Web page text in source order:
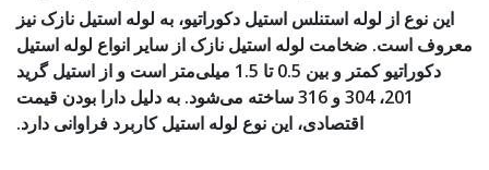
این نوع از لوله استنلس استیل دکوراتیو، به لوله استیل نازک نیز
معروف است. ضخامت لوله استیل نازک از سایر انواع لوله استیل
دکوراتیو کمتر و بین 0.5 تا 1.5 میلی‌متر است و از استیل گرید
201، 304 و 316 ساخته می‌شود. به دلیل دارا بودن قیمت
اقتصادی، این نوع لوله استیل کاربرد فراوانی دارد.